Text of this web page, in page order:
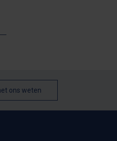
ons weten